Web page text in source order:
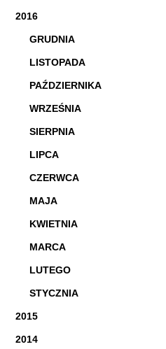
2016
GRUDNIA
LISTOPADA
PAŹDZIERNIKA
WRZEŚNIA
SIERPNIA
LIPCA
CZERWCA
MAJA
KWIETNIA
MARCA
LUTEGO
STYCZNIA
2015
2014